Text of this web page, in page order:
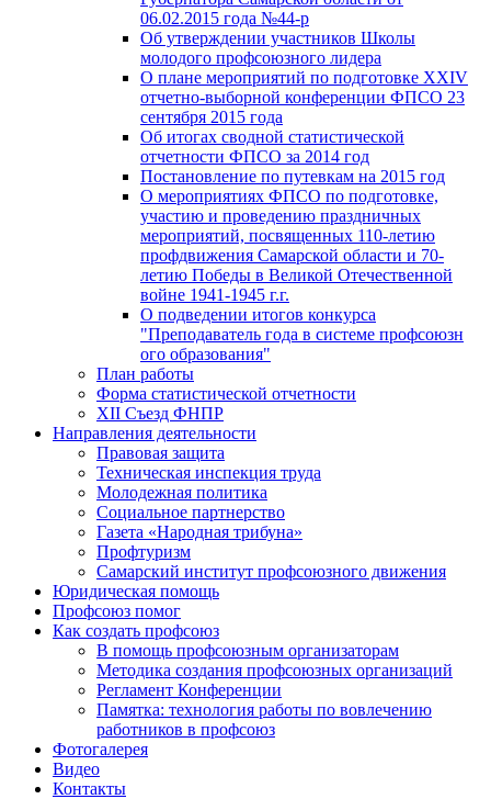
06.02.2015 года №44-р
Об утверждении участников Школы
молодого профсоюзного лидера
О плане мероприятий по подготовке XXIV
отчетно-выборной конференции ФПСО 23
сентября 2015 года
Об итогах сводной статистической
отчетности ФПСО за 2014 год
Постановление по путевкам на 2015 год
О мероприятиях ФПСО по подготовке,
участию и проведению праздничных
мероприятий, посвященных 110-летию
профдвижения Самарской области и 70-
летию Победы в Великой Отечественной
войне 1941-1945 г.г.
О подведении итогов конкурса
"Преподаватель года в системе профсоюзн
ого образования"
План работы
Форма статистической отчетности
XII Съезд ФНПР
Направления деятельности
Правовая защита
Техническая инспекция труда
Молодежная политика
Социальное партнерство
Газета «Народная трибуна»
Профтуризм
Самарский институт профсоюзного движения
Юридическая помощь
Профсоюз помог
Как создать профсоюз
В помощь профсоюзным организаторам
Методика создания профсоюзных организаций
Регламент Конференции
Памятка: технология работы по вовлечению
работников в профсоюз
Фотогалерея
Видео
Контакты